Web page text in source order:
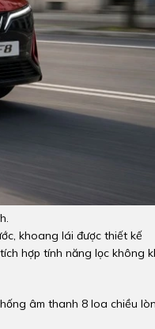
khoang lái được thiết kế
hợp tính năng lọc không
âm thanh 8 loa chiều